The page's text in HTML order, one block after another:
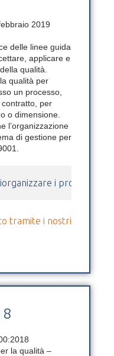
2019
delle linee guida
applicare e
qualità.
qualità per
un processo,
per
o dimensione.
l’organizzazione
di gestione per
i processi
tramite i nostri
la qualità –